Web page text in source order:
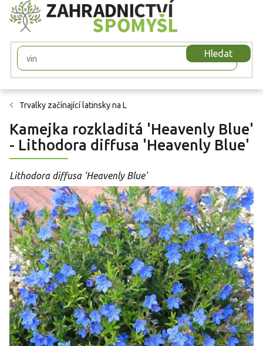
Přejít
na
obsah
Hledat
Trvalky začínající latinsky na L
Kamejka rozkladitá 'Heavenly Blue'
- Lithodora diffusa 'Heavenly Blue'
Lithodora diffusa 'Heavenly Blue'